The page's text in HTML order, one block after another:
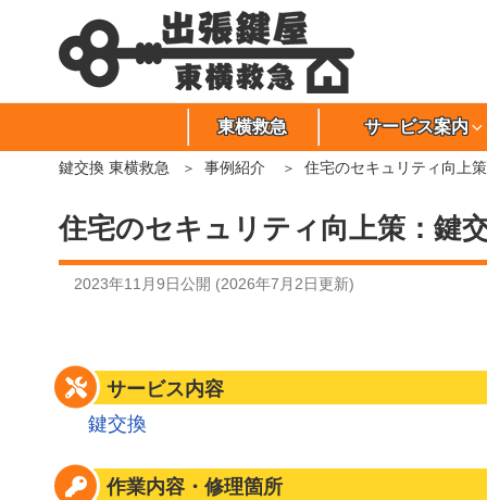
東横救急 サービス案内
鍵交換 東横救急 事例紹介 住宅のセキュリティ向上
住宅のセキュリティ向上策：鍵
2023年11月9日公開 (2026年7月2日更新)
サービス内容
鍵交換
作業内容・修理箇所